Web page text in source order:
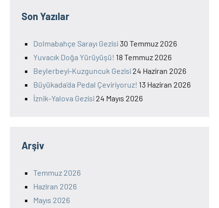
Son Yazılar
Dolmabahçe Sarayı Gezisi 30 Temmuz 2026
Yuvacık Doğa Yürüyüşü! 18 Temmuz 2026
Beylerbeyi-Kuzguncuk Gezisi 24 Haziran 2026
Büyükada’da Pedal Çeviriyoruz! 13 Haziran 2026
İznik-Yalova Gezisi 24 Mayıs 2026
Arşiv
Temmuz 2026
Haziran 2026
Mayıs 2026